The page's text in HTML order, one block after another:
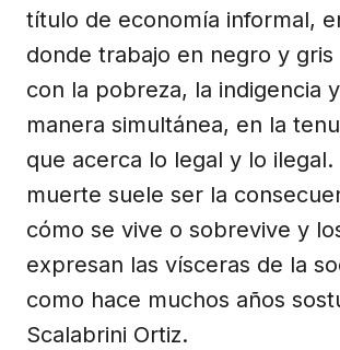
título de economía informal,
donde trabajo en negro y gris
con la pobreza, la indigencia
manera simultánea, en la
que acerca lo legal y lo ilegal.
muerte suele ser la
cómo se vive o sobrevive y
expresan las vísceras de la
como hace muchos años
Scalabrini Ortiz.